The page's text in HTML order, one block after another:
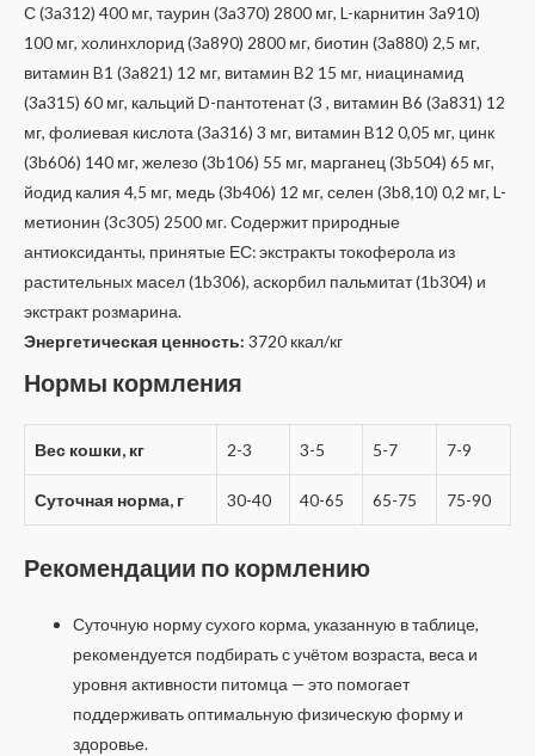
С (3a312) 400 мг, таурин (3a370) 2800 мг, L-карнитин 3a910)
100 мг, холинхлорид (3a890) 2800 мг, биотин (3a880) 2,5 мг,
витамин B1 (3a821) 12 мг, витамин B2 15 мг, ниацинамид
(3a315) 60 мг, кальций D-пантотенат (3 , витамин B6 (3a831) 12
мг, фолиевая кислота (3a316) 3 мг, витамин B12 0,05 мг, цинк
(3b606) 140 мг, железо (3b106) 55 мг, марганец (3b504) 65 мг,
йодид калия 4,5 мг, медь (3b406) 12 мг, селен (3b8,10) 0,2 мг, L-
метионин (3c305) 2500 мг. Содержит природные
антиоксиданты, принятые ЕС: экстракты токоферола из
растительных масел (1b306), аскорбил пальмитат (1b304) и
экстракт розмарина.
Энергетическая ценность: 3720 ккал/кг
Нормы кормления
Вес кошки, кг 2-3 3-5 5-7 7-9
Суточная норма, г 30-40 40-65 65-75 75-90
Рекомендации по кормлению
Суточную норму сухого корма, указанную в таблице,
рекомендуется подбирать с учётом возраста, веса и
уровня активности питомца — это помогает
поддерживать оптимальную физическую форму и
здоровье.